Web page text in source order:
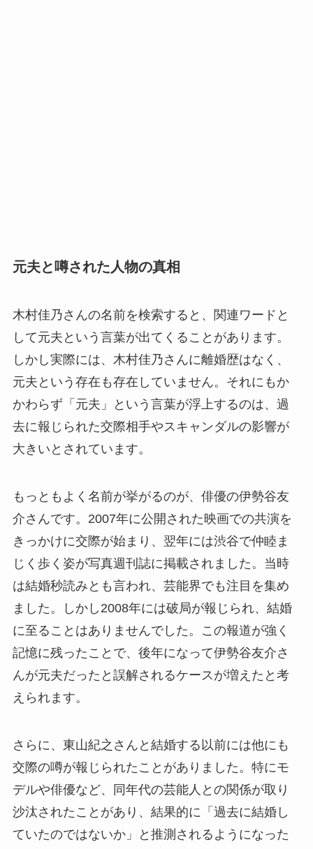
元夫と噂された人物の真相
木村佳乃さんの名前を検索すると、関連ワードと
して元夫という言葉が出てくることがあります。
しかし実際には、木村佳乃さんに離婚歴はなく、
元夫という存在も存在していません。それにもか
かわらず「元夫」という言葉が浮上するのは、過
去に報じられた交際相手やスキャンダルの影響が
大きいとされています。
もっともよく名前が挙がるのが、俳優の伊勢谷友
介さんです。2007年に公開された映画での共演を
きっかけに交際が始まり、翌年には渋谷で仲睦ま
じく歩く姿が写真週刊誌に掲載されました。当時
は結婚秒読みとも言われ、芸能界でも注目を集め
ました。しかし2008年には破局が報じられ、結婚
に至ることはありませんでした。この報道が強く
記憶に残ったことで、後年になって伊勢谷友介さ
んが元夫だったと誤解されるケースが増えたと考
えられます。
さらに、東山紀之さんと結婚する以前には他にも
交際の噂が報じられたことがありました。特にモ
デルや俳優など、同年代の芸能人との関係が取り
沙汰されたことがあり、結果的に「過去に結婚し
ていたのではないか」と推測されるようになった